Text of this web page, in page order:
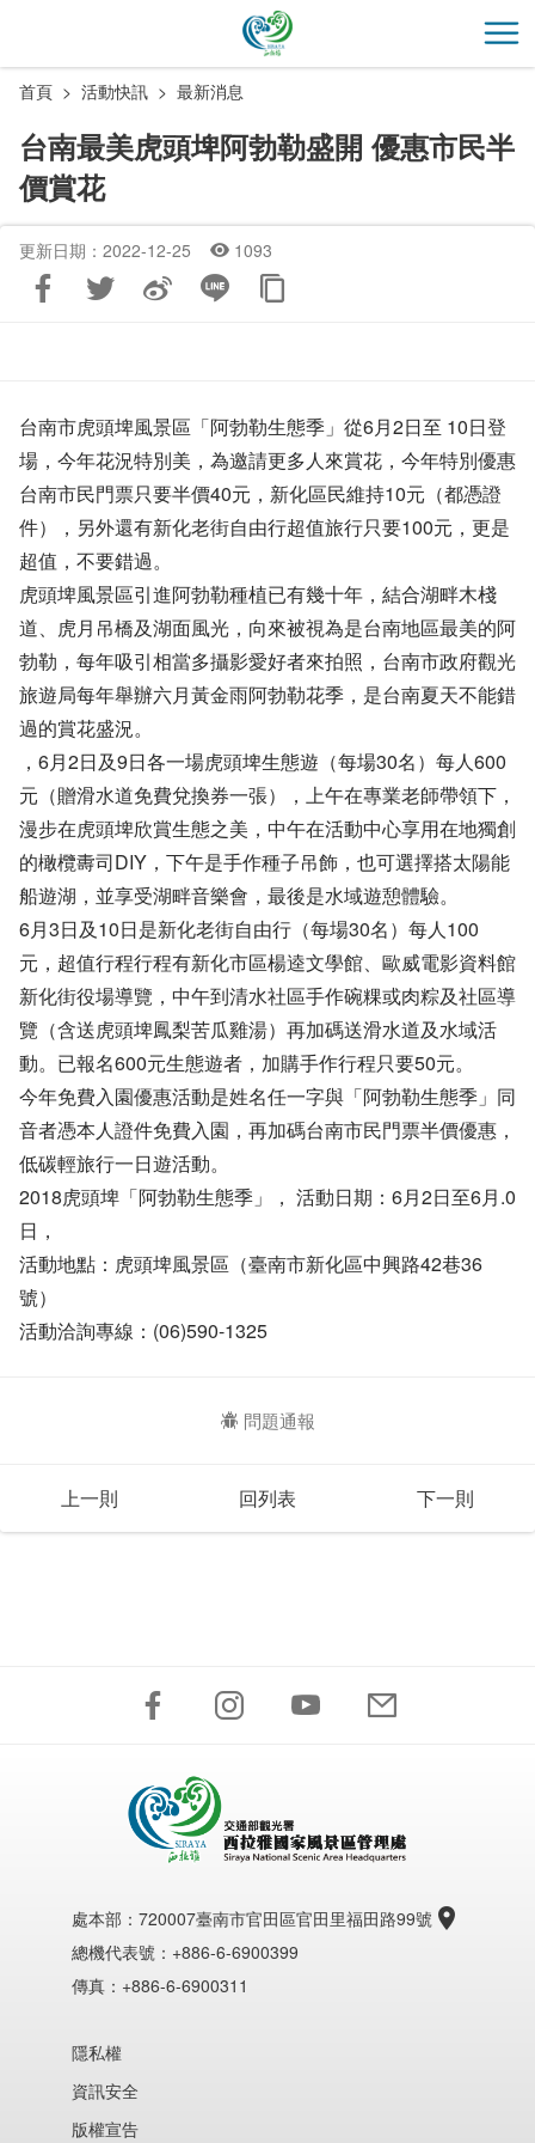
主
開
首頁 活動快訊 最新消息
台南最美虎頭埤阿勃勒盛開 優惠市民半
價賞花
更新日期：2022-12-25 1093
台南市虎頭埤風景區「阿勃勒生態季」從6月2日至 10日登
場，今年花況特別美，為邀請更多人來賞花，今年特別優惠
台南市民門票只要半價40元，新化區民維持10元（都憑證
件），另外還有新化老街自由行超值旅行只要100元，更是
超值，不要錯過。
虎頭埤風景區引進阿勃勒種植已有幾十年，結合湖畔木棧
道、虎月吊橋及湖面風光，向來被視為是台南地區最美的阿
勃勒，每年吸引相當多攝影愛好者來拍照，台南市政府觀光
旅遊局每年舉辦六月黃金雨阿勃勒花季，是台南夏天不能錯
過的賞花盛況。
，6月2日及9日各一場虎頭埤生態遊（每場30名）每人600
元（贈滑水道免費兌換券一張），上午在專業老師帶領下，
漫步在虎頭埤欣賞生態之美，中午在活動中心享用在地獨創
的橄欖夀司DIY，下午是手作種子吊飾，也可選擇搭太陽能
船遊湖，並享受湖畔音樂會，最後是水域遊憩體驗。
6月3日及10日是新化老街自由行（每場30名）每人100
元，超值行程行程有新化市區楊逵文學館、歐威電影資料館
新化街役場導覽，中午到清水社區手作碗粿或肉粽及社區導
覽（含送虎頭埤鳳梨苦瓜雞湯）再加碼送滑水道及水域活
動。已報名600元生態遊者，加購手作行程只要50元。
今年免費入園優惠活動是姓名任一字與「阿勃勒生態季」同
音者憑本人證件免費入園，再加碼台南市民門票半價優惠，
低碳輕旅行一日遊活動。
2018虎頭埤「阿勃勒生態季」， 活動日期：6月2日至6月.0
日，
活動地點：虎頭埤風景區（臺南市新化區中興路42巷36
號）
活動洽詢專線：(06)590-1325
問題通報
上一則 回列表 下一則
處本部： 720007臺南市官田區官田里福田路99號
總機代表號：+886-6-6900399
傳真：+886-6-6900311
隱私權
資訊安全
版權宣告